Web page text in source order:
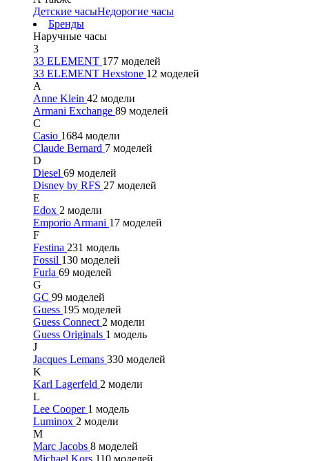
Детские часыНедорогие часы
Бренды
Наручные часы
3
33 ELEMENT 177 моделей
33 ELEMENT Hexstone 12 моделей
A
Anne Klein 42 модели
Armani Exchange 89 моделей
C
Casio 1684 модели
Claude Bernard 7 моделей
D
Diesel 69 моделей
Disney by RFS 27 моделей
E
Edox 2 модели
Emporio Armani 17 моделей
F
Festina 231 модель
Fossil 130 моделей
Furla 69 моделей
G
GC 99 моделей
Guess 195 моделей
Guess Connect 2 модели
Guess Originals 1 модель
J
Jacques Lemans 330 моделей
K
Karl Lagerfeld 2 модели
L
Lee Cooper 1 модель
Luminox 2 модели
M
Marc Jacobs 8 моделей
Michael Kors 110 моделей